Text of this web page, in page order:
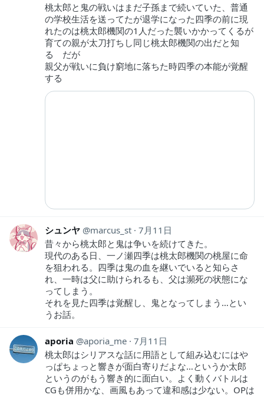
桃太郎と鬼の戦いはまだ子孫まで続いていた、普通
の学校生活を送ってたが退学になった四季の前に現
れたのは桃太郎機関の1人だった襲いかかってくるが
育ての親が太刀打ちし同じ桃太郎機関の出だと知
る だが
親父が戦いに負け窮地に落ちた時四季の本能が覚醒
する
シュンヤ marcus_st 7月11日
昔々から桃太郎と鬼は争いを続けてきた。
現代のある日、一ノ瀬四季は桃太郎機関の桃屋に命
を狙われる。四季は鬼の血を継いでいると知らさ
れ、一時は父に助けられるも、父は瀕死の状態にな
ってしまう。
それを見た四季は覚醒し、鬼となってしまう…とい
うお話。
aporia aporia_me 7月11日
桃太郎はシリアスな話に用語として組み込むにはや
っぱちょっと響きが面白寄りだよな…というか太郎
というのがもう響き的に面白い。よく動くバトルは
CGも併用かな、画風もあって違和感は少ない。OPは